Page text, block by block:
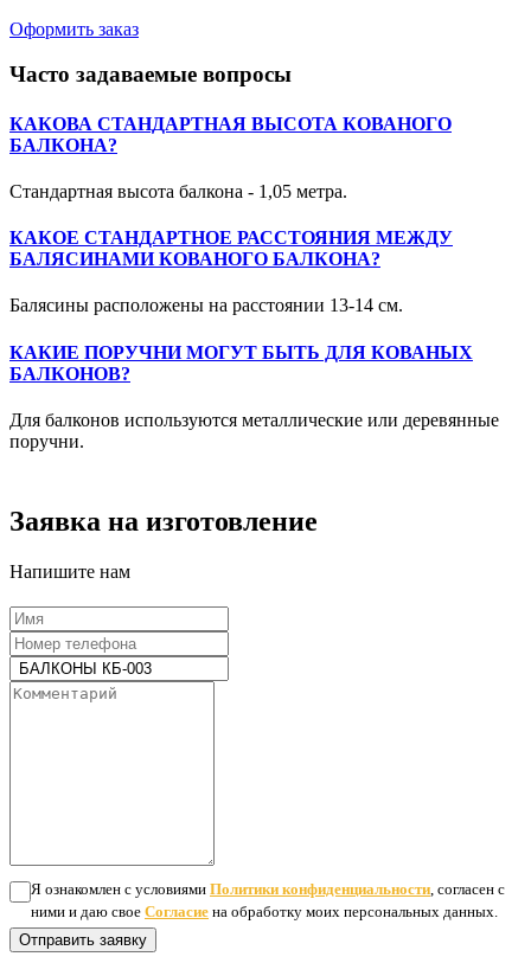
Оформить заказ
Часто задаваемые вопросы
КАКОВА СТАНДАРТНАЯ ВЫСОТА КОВАНОГО
БАЛКОНА?
Стандартная высота балкона - 1,05 метра.
КАКОЕ СТАНДАРТНОЕ РАССТОЯНИЯ МЕЖДУ
БАЛЯСИНАМИ КОВАНОГО БАЛКОНА?
Балясины расположены на расстоянии 13-14 см.
КАКИЕ ПОРУЧНИ МОГУТ БЫТЬ ДЛЯ КОВАНЫХ
БАЛКОНОВ?
Для балконов используются металлические или деревянные
поручни.
Заявка на изготовление
Напишите нам
Я ознакомлен с условиями Политики конфиденциальности , согласен с
ними и даю свое Согласие на обработку моих персональных данных.
Отправить заявку